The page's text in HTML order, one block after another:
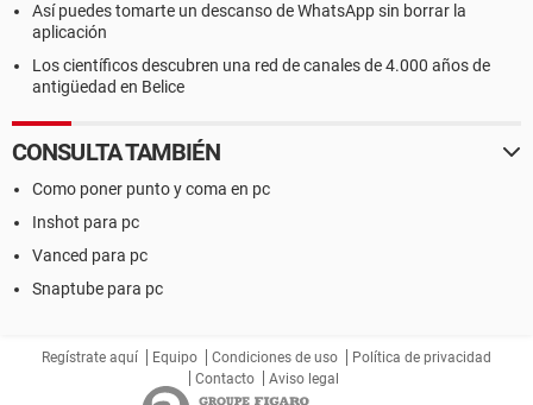
Así puedes tomarte un descanso de WhatsApp sin borrar la
aplicación
Los científicos descubren una red de canales de 4.000 años de
antigüedad en Belice
CONSULTA TAMBIÉN
Como poner punto y coma en pc
Inshot para pc
Vanced para pc
Snaptube para pc
Regístrate aquí Equipo Condiciones de uso
Política de privacidad
Contacto
Aviso legal